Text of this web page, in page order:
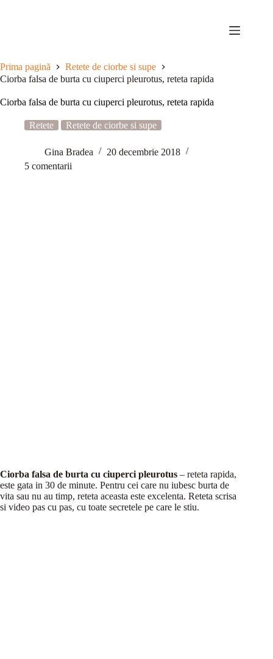
Prima pagină
Retete de ciorbe si supe
Ciorba falsa de burta cu ciuperci pleurotus, reteta rapida
Ciorba falsa de burta cu ciuperci pleurotus, reteta rapida
Retete Retete de ciorbe si supe
Gina Bradea
20 decembrie 2018
5 comentarii
Ciorba falsa de burta cu ciuperci pleurotus – reteta rapida,
este gata in 30 de minute. Pentru cei care nu iubesc burta de
vita sau nu au timp, reteta aceasta este excelenta. Reteta scrisa
si video pas cu pas, cu toate secretele pe care le stiu.